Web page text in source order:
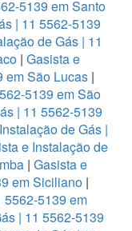
5139 em Santo
| 11 5562-5139
de Gás | 11
| Gasista e
em São Lucas|
5139 em São
| 11 5562-5139
de Gás |
e Instalação de
| Gasista e
em Siciliano|
5562-5139 em
| 11 5562-5139